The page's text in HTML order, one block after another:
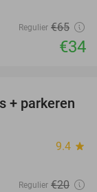
Regulier €65
€34
50%
+ parkeren
9.4 star
Regulier €20